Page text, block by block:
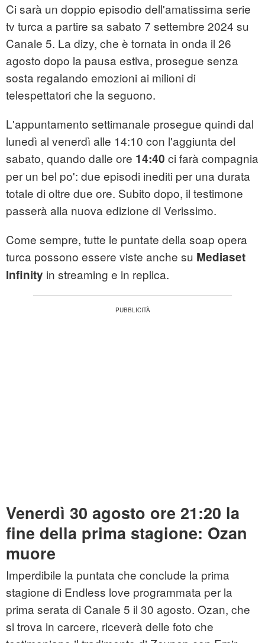
Ci sarà un doppio episodio dell'amatissima serie
tv turca a partire sa sabato 7 settembre 2024 su
Canale 5. La dizy, che è tornata in onda il 26
agosto dopo la pausa estiva, prosegue senza
sosta regalando emozioni ai milioni di
telespettatori che la seguono.
L'appuntamento settimanale prosegue quindi dal
lunedì al venerdì alle 14:10 con l'aggiunta del
sabato, quando dalle ore 14:40 ci farà compagnia
per un bel po': due episodi inediti per una durata
totale di oltre due ore. Subito dopo, il testimone
passerà alla nuova edizione di Verissimo.
Come sempre, tutte le puntate della soap opera
turca possono essere viste anche su Mediaset
Infinity in streaming e in replica.
Venerdì 30 agosto ore 21:20 la
fine della prima stagione: Ozan
muore
Imperdibile la puntata che conclude la prima
stagione di Endless love programmata per la
prima serata di Canale 5 il 30 agosto. Ozan, che
si trova in carcere, riceverà delle foto che